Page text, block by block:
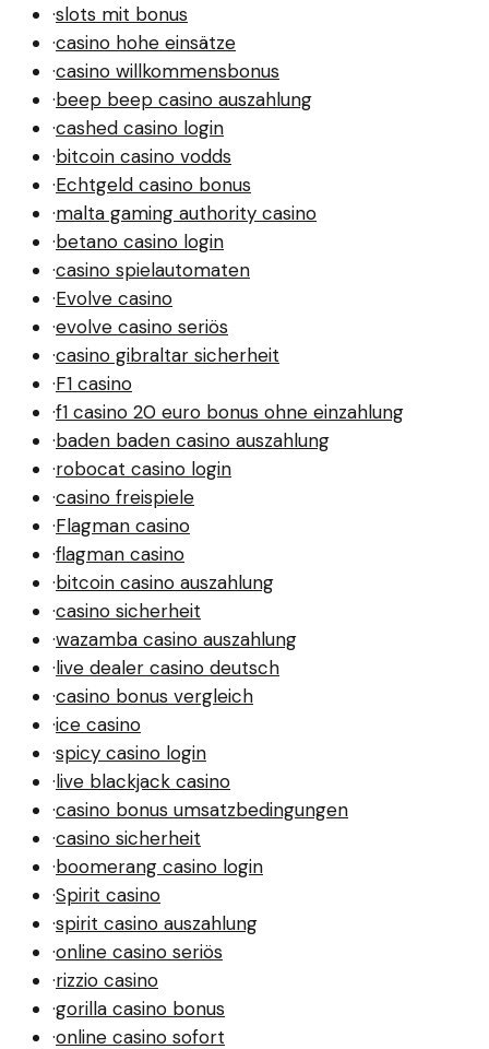
·slots mit bonus
·casino hohe einsätze
·casino willkommensbonus
·beep beep casino auszahlung
·cashed casino login
·bitcoin casino vodds
·Echtgeld casino bonus
·malta gaming authority casino
·betano casino login
·casino spielautomaten
·Evolve casino
·evolve casino seriös
·casino gibraltar sicherheit
·F1 casino
·f1 casino 20 euro bonus ohne einzahlung
·baden baden casino auszahlung
·robocat casino login
·casino freispiele
·Flagman casino
·flagman casino
·bitcoin casino auszahlung
·casino sicherheit
·wazamba casino auszahlung
·live dealer casino deutsch
·casino bonus vergleich
·ice casino
·spicy casino login
·live blackjack casino
·casino bonus umsatzbedingungen
·casino sicherheit
·boomerang casino login
·Spirit casino
·spirit casino auszahlung
·online casino seriös
·rizzio casino
·gorilla casino bonus
·online casino sofort